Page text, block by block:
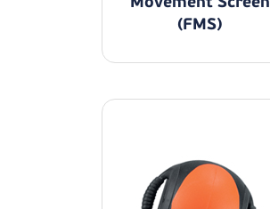
(FMS)